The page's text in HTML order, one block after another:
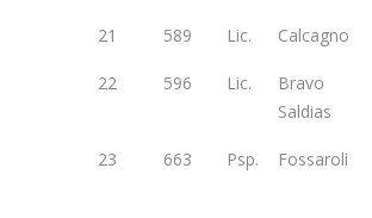
21 589 Lic. Calcagno
22 596 Lic.
Bravo
Saldias
23 663 Psp. Fossaroli